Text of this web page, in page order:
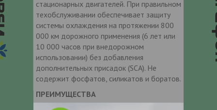
стационарных двигателей. При правильном
техобслуживании обеспечивает защиту
системы охлаждения на протяжении 800
000 км дорожного применения (6 лет или
10 000 часов при внедорожном
использовании) без добавления
дополнительных присадок (SCA). Не
содержит фосфатов, силикатов и боратов.
ПРЕИМУЩЕСТВА